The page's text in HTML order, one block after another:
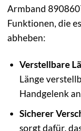
Armband
Funktionen, die
abheben:
Verstellbare
Länge
Handgelenk
Sicherer
sorgt dafür,